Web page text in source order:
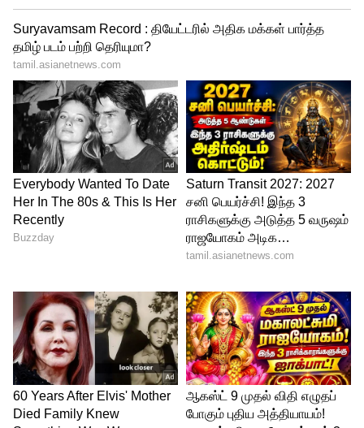
மேலும் தேர்வு குறித்து வெளியிடப்பட்டுள்ள
அறிவிப்பில் இதுபோன்ற மோசமான
சோதனைகள் குறித்து எந்த இடத்திலும்
கூறப்படவில்லை என்றும், எனது மகள்
எட்டாம் வகுப்பு படிக்கும்போதிலிருந்தே நீட்
தேர்வுக்கு தயாராகி வருகிறார், எனது மூத்த
மகள் மருத்துவ மாணவி அவர் தேர்வு
எழுதும்போதுகூட இதுபோன்று
கெடுபிடிகள் இல்லை, ஆனால் இப்போது
மோசமான நெருக்கடிகள் வந்துள்ளன என
மாணவியின் பெற்றோர் ஒருவர் அதிர்ச்சி
இதையும் படியுங்கள்:நைட்டு வந்தாலே
குடித்து விட்டு ஓயாமல் டார்ச்சர்.. வலி
தாங்க முடியாமல் கணவனை போட்டு
தள்ளிய மனைவி..!